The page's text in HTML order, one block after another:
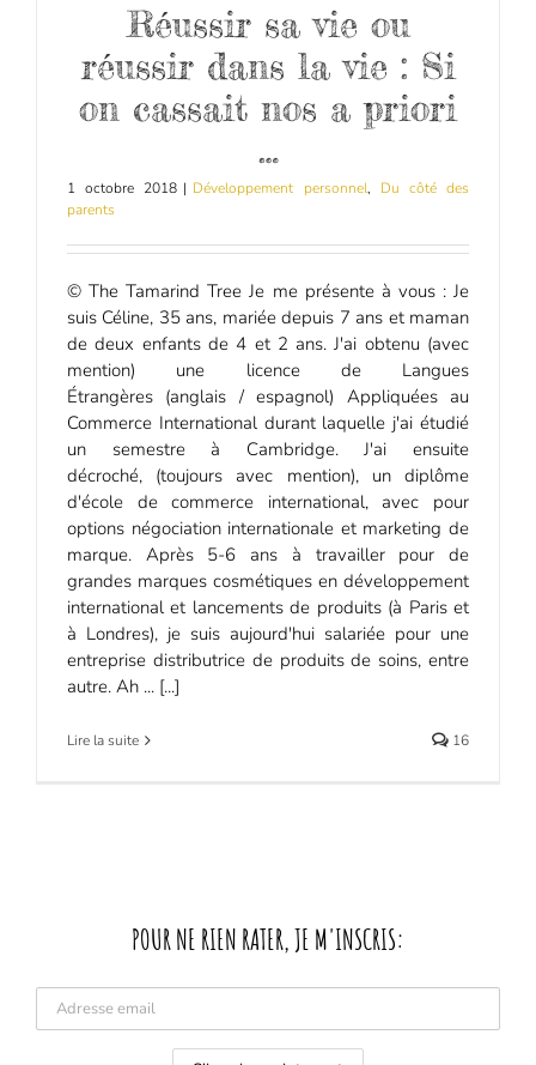
Réussir sa vie ou
réussir dans la vie : Si
on cassait nos a priori
…
1 octobre 2018 | Développement personnel, Du côté des
parents
© The Tamarind Tree Je me présente à vous : Je
suis Céline, 35 ans, mariée depuis 7 ans et maman
de deux enfants de 4 et 2 ans. J'ai obtenu (avec
mention) une licence de Langues
Étrangères (anglais / espagnol) Appliquées au
Commerce International durant laquelle j'ai étudié
un semestre à Cambridge. J'ai ensuite
décroché, (toujours avec mention), un diplôme
d'école de commerce international, avec pour
options négociation internationale et marketing de
marque. Après 5-6 ans à travailler pour de
grandes marques cosmétiques en développement
international et lancements de produits (à Paris et
à Londres), je suis aujourd'hui salariée pour une
entreprise distributrice de produits de soins, entre
autre. Ah ... [...]
Lire la suite 16
POUR NE RIEN RATER, JE M'INSCRIS: